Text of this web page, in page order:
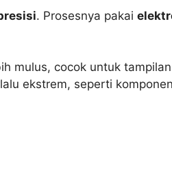
. Prosesnya pakai
mulus, cocok untuk
ekstrem, seperti